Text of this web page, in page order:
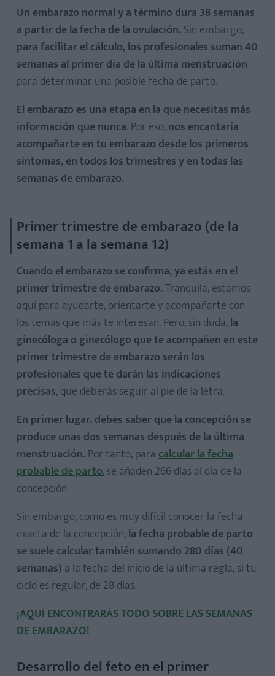
Desarrollo del feto en el segundo trimestre de embarazo
Cambios en la mujer en el segundo trimestre de
embarazo
Análisis de sangre y orina
Ecografías del embarazo
Primera ecografía o ecografía de la semana 12
Ecografía del segundo trimestre
Ecografía del tercer trimestre
Triple screening, cribado prenatal, amniocentesis
Test de O'Sullivan y curva de glucosa
Test del estreptococo
Monitorización del feto
Control periódico del aumento de peso y la alimentación
¿Cómo tener sexo en el primer trimestre de embarazo?
Un embarazo normal y a término dura 38 semanas
a partir de la fecha de la ovulación. Sin embargo,
para facilitar el cálculo, los profesionales suman 40
semanas al primer día de la última menstruación
para determinar una posible fecha de parto.
El embarazo es una etapa en la que necesitas más
información que nunca. Por eso,nos encantaría
acompañarte en tu embarazo desde los primeros
síntomas, en todos los trimestres y en todas las
semanas de embarazo.
Primer trimestre de embarazo (de la
semana 1 a la semana 12)
Cuando el embarazo se confirma, ya estás en el
primer trimestre de embarazo.Tranquila, estamos
aquí para ayudarte, orientarte y acompañarte con
los temas que más te interesan. Pero, sin duda,la
ginecóloga o ginecólogo que te acompañen en este
primer trimestre de embarazo serán los
profesionales que te darán las indicaciones
precisas, que deberás seguir al pie de la letra.
En primer lugar, debes saber que la concepción se
produce unas dos semanas después de la última
menstruación. Por tanto, para calcular la fecha
probable de parto, se añaden 266 días al día de la
concepción.
Sin embargo, como es muy difícil conocer la fecha
exacta de la concepción,la fecha probable de parto
se suele calcular también sumando 280 días (40
semanas) a la fecha del inicio de la última regla, si tu
ciclo es regular, de 28 días.
¡AQUÍ ENCONTRARÁS TODO SOBRE LAS SEMANAS
DE EMBARAZO!
Desarrollo del feto en el primer